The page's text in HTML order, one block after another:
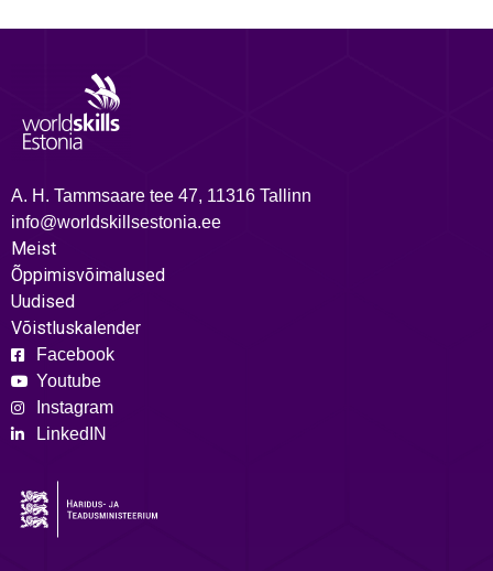
A. H. Tammsaare tee 47, 11316 Tallinn
info@worldskillsestonia.ee
Meist
Õppimisvõimalused
Uudised
Võistluskalender
Facebook
Youtube
Instagram
LinkedIN